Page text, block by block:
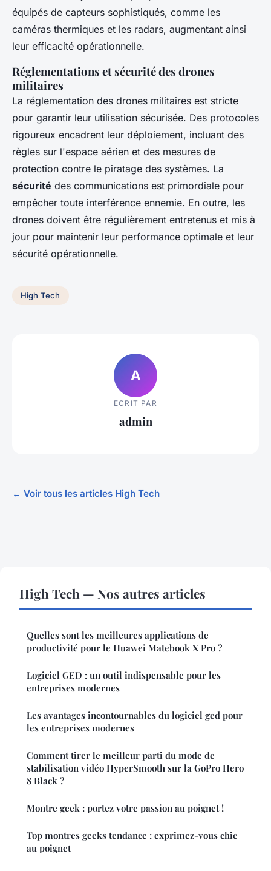
équipés de capteurs sophistiqués, comme les
caméras thermiques et les radars, augmentant ainsi
leur efficacité opérationnelle.
Réglementations et sécurité des drones
militaires
La réglementation des drones militaires est stricte
pour garantir leur utilisation sécurisée. Des protocoles
rigoureux encadrent leur déploiement, incluant des
règles sur l'espace aérien et des mesures de
protection contre le piratage des systèmes. La
sécurité des communications est primordiale pour
empêcher toute interférence ennemie. En outre, les
drones doivent être régulièrement entretenus et mis à
jour pour maintenir leur performance optimale et leur
sécurité opérationnelle.
High Tech
A
ECRIT PAR
admin
← Voir tous les articles High Tech
High Tech — Nos autres articles
Quelles sont les meilleures applications de
productivité pour le Huawei Matebook X Pro ?
Logiciel GED : un outil indispensable pour les
entreprises modernes
Les avantages incontournables du logiciel ged pour
les entreprises modernes
Comment tirer le meilleur parti du mode de
stabilisation vidéo HyperSmooth sur la GoPro Hero
8 Black ?
Montre geek : portez votre passion au poignet !
Top montres geeks tendance : exprimez-vous chic
au poignet